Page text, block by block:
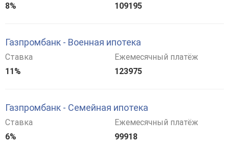
8%
109195
Газпромбанк - Военная ипотека
Ставка
11%
Ежемесячный платёж
123975
Газпромбанк - Семейная ипотека
Ставка
6%
Ежемесячный платёж
99918